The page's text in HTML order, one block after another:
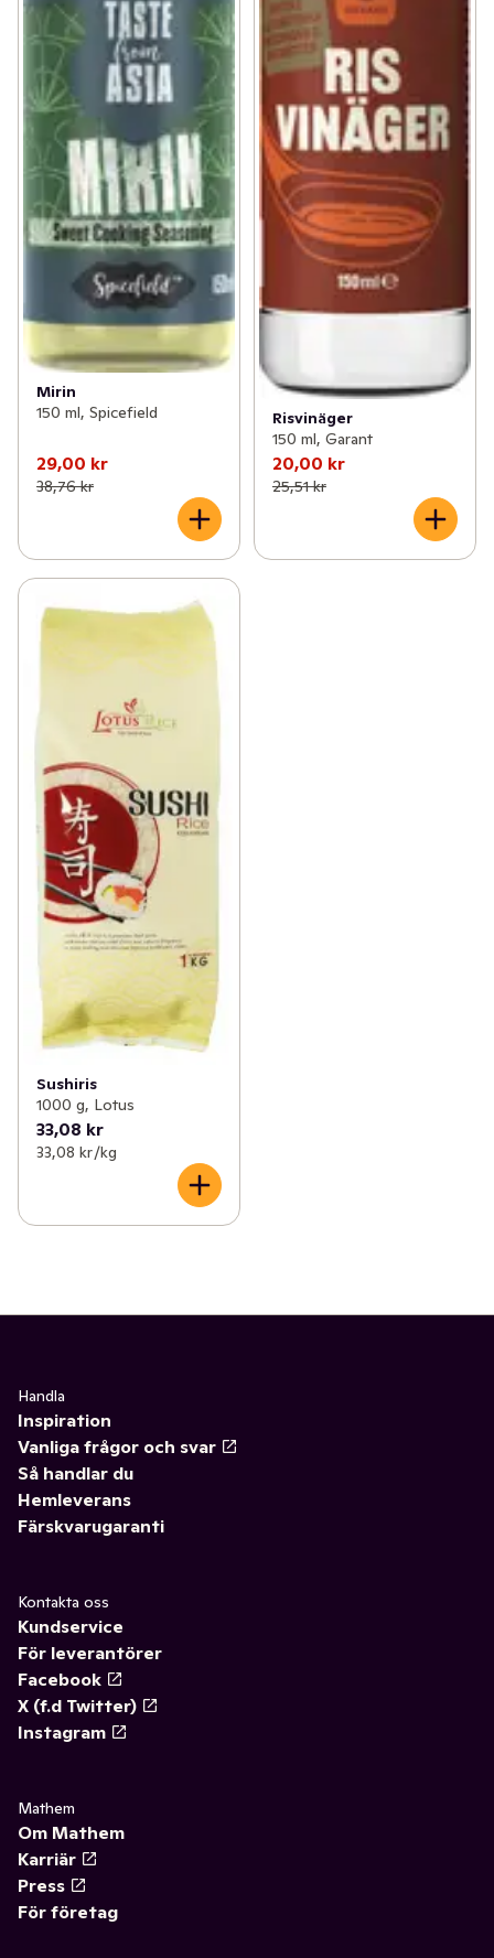
Mirin
150 ml, Spicefield
29,00 kr
38,76 kr
Risvinäger
150 ml, Garant
20,00 kr
25,51 kr
Sushiris
1000 g, Lotus
33,08 kr
33,08 kr /kg
Handla
Inspiration
Vanliga frågor och svar
Så handlar du
Hemleverans
Färskvarugaranti
Kontakta oss
Kundservice
För leverantörer
Facebook
X (f.d Twitter)
Instagram
Mathem
Om Mathem
Karriär
Press
För företag